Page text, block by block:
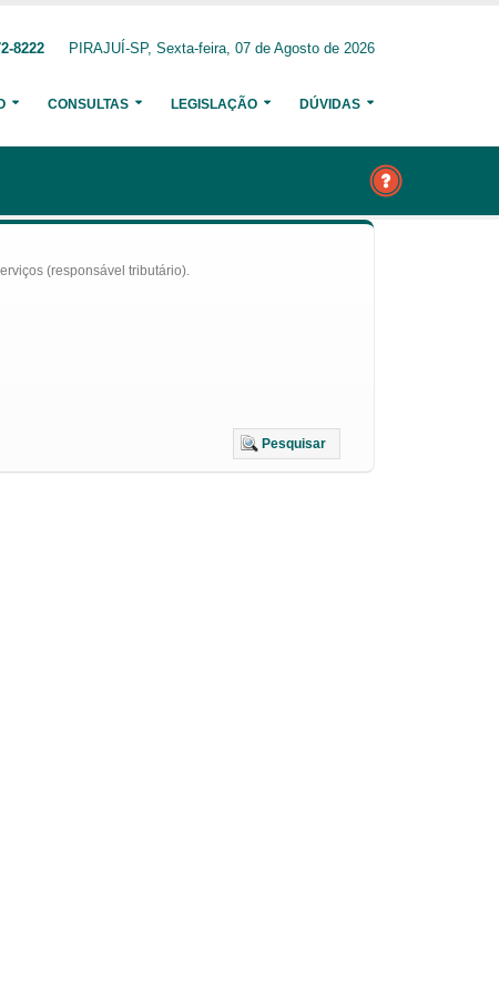
8222 PIRAJUÍ-SP, Sexta-feira, 07 de Agosto de 2026
CONSULTAS LEGISLAÇÃO DÚVIDAS
(responsável tributário).
Pesquisar